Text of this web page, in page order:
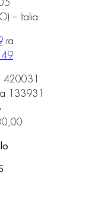
– Italia
ra
420031
133931